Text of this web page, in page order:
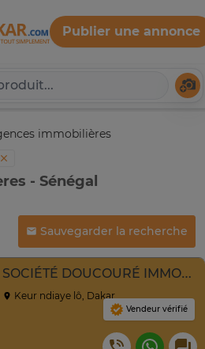
Dakar
Publier une annonce
immobilières
- Sénégal
Sauvegarder la recherche
SOCIÉTÉ DOUCOURÉ IMMOBILIER SDI
Keur ndiaye lô, Dakar
Vendeur vérifié